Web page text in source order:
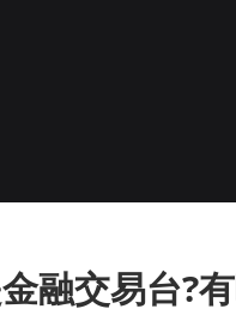
融交易台?